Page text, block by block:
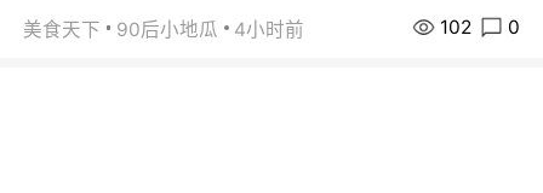
美食天下 90后小地瓜 4小时前 102 0